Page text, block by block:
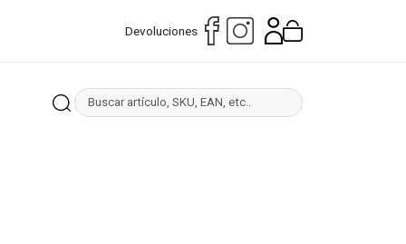
Devoluciones